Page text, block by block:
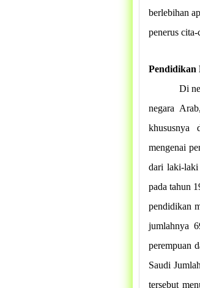
berlebihan
penerus
Pendidikan
Di
negara
khususnya
mengenai
dari laki-laki
pada tahun
pendidikan
jumlahnya
perempuan
Saudi
tersebut